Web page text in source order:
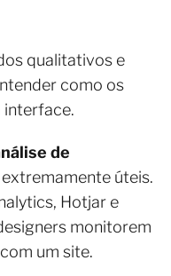
qualitativos e
como os
interface.
de
úteis.
Hotjar e
monitorem
um site.